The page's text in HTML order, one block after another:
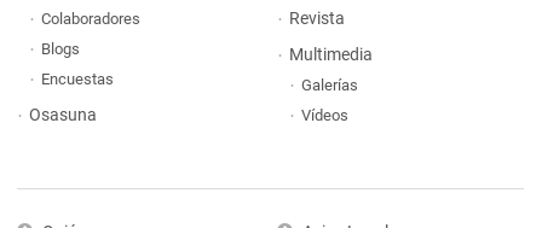
Colaboradores
Blogs
Encuestas
Osasuna
Revista
Multimedia
Galerías
Vídeos